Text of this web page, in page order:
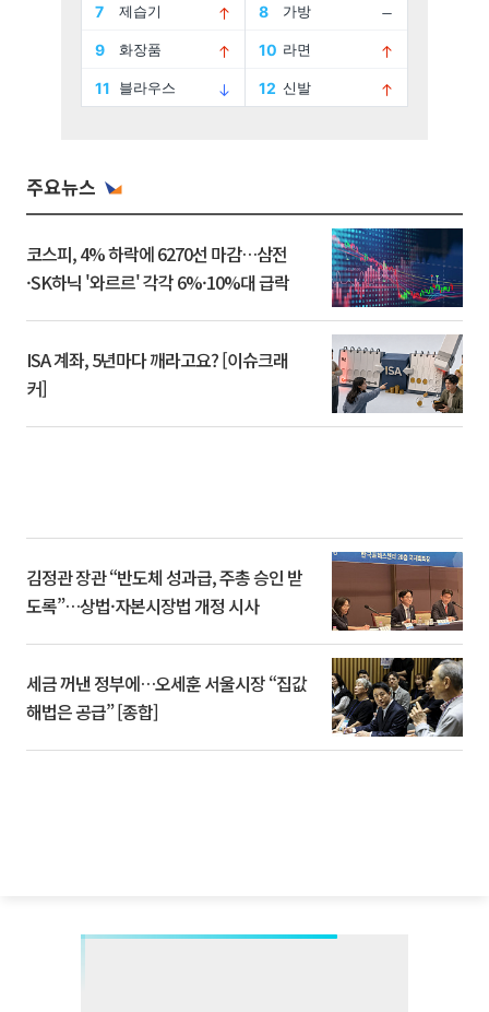
주요뉴스
코스피, 4% 하락에 6270선 마감…삼전
·SK하닉 '와르르' 각각 6%·10%대 급락
ISA 계좌, 5년마다 깨라고요? [이슈크래
커]
김정관 장관 “반도체 성과급, 주총 승인 받
도록”…상법·자본시장법 개정 시사
세금 꺼낸 정부에…오세훈 서울시장 “집값
해법은 공급” [종합]